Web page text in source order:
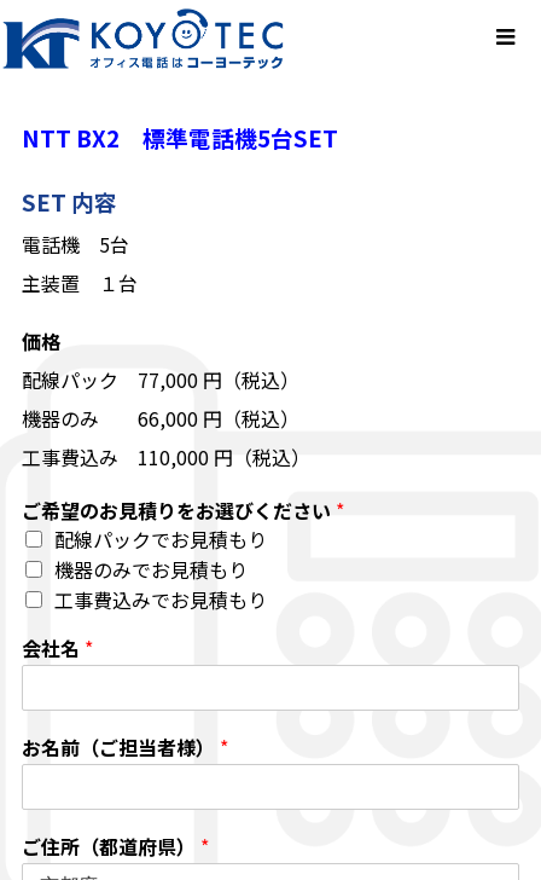
NTT BX2 標準電話機5台SET
SET 内容
電話機 5台
主装置 １台
価格
配線パック 77,000 円（税込）
機器のみ 66,000 円（税込）
工事費込み 110,000 円（税込）
ご希望のお見積りをお選びください *
配線パックでお見積もり
機器のみでお見積もり
工事費込みでお見積もり
会社名 *
お名前（ご担当者様） *
ご住所（都道府県） *